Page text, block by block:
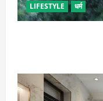
LIFESTYLE धर्म